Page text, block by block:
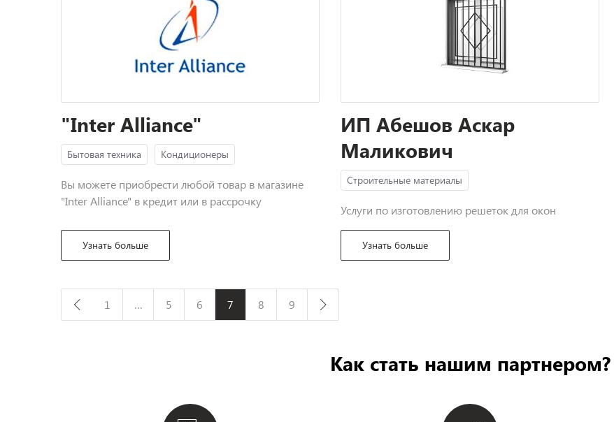
"Inter Alliance"
Бытовая техника Кондиционеры
Вы можете приобрести любой товар в магазине
"Inter Alliance" в кредит или в рассрочку
Узнать больше
ИП Абешов Аскар
Маликович
Строительные материалы
Услуги по изготовлению решеток для окон
Узнать больше
1 … 5 6 7 8 9
Как стать нашим партнером?